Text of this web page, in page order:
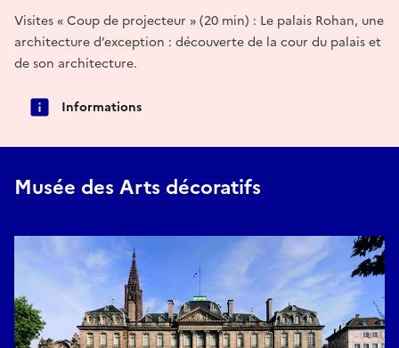
Visites « Coup de projecteur » (20 min) : Le palais Rohan, une
architecture d’exception : découverte de la cour du palais et
de son architecture.
Informations
Musée des Arts décoratifs